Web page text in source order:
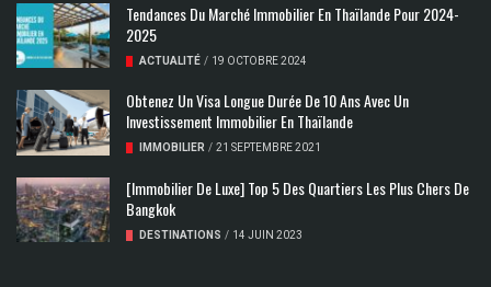
Tendances Du Marché Immobilier En Thaïlande Pour 2024-
2025
ACTUALITÉ / 19 OCTOBRE 2024
Obtenez Un Visa Longue Durée De 10 Ans Avec Un
Investissement Immobilier En Thaïlande
IMMOBILIER / 21 SEPTEMBRE 2021
[Immobilier De Luxe] Top 5 Des Quartiers Les Plus Chers De
Bangkok
DESTINATIONS / 14 JUIN 2023